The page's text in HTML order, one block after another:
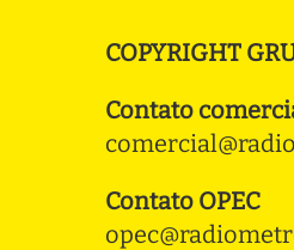
COPYRIGHT
Contato
Contato OPEC